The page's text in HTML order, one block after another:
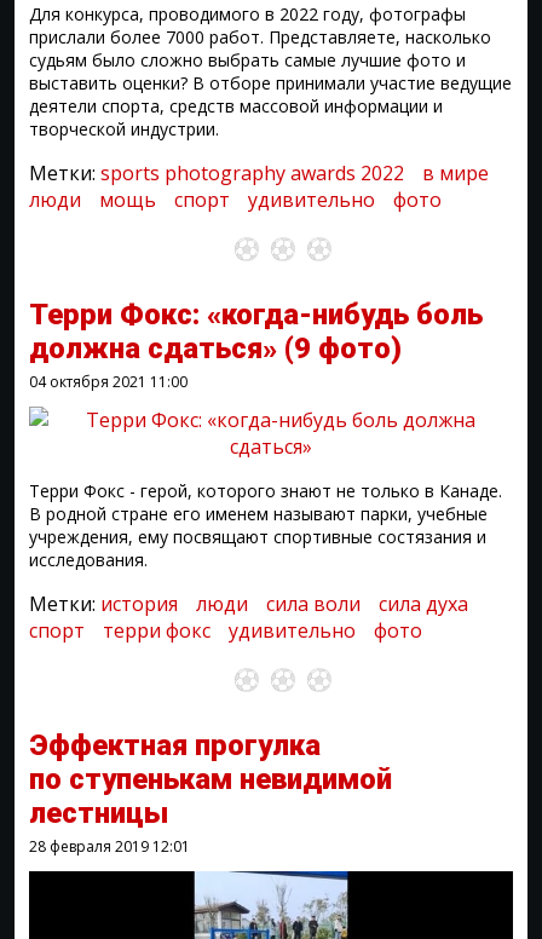
Для конкурса, проводимого в 2022 году, фотографы
прислали более 7000 работ. Представляете, насколько
судьям было сложно выбрать самые лучшие фото и
выставить оценки? В отборе принимали участие ведущие
деятели спорта, средств массовой информации и
творческой индустрии.
Метки: sports photography awards 2022
в мире
люди
мощь спорт удивительно фото
Терри Фокс: «когда-нибудь боль
должна сдаться» (9 фото)
04 октября 2021 11:00
Терри Фокс - герой, которого знают не только в Канаде.
В родной стране его именем называют парки, учебные
учреждения, ему посвящают спортивные состязания и
исследования.
Метки: история люди сила воли
сила духа
спорт
терри фокс удивительно фото
Эффектная прогулка
по ступенькам невидимой
лестницы
28 февраля 2019 12:01